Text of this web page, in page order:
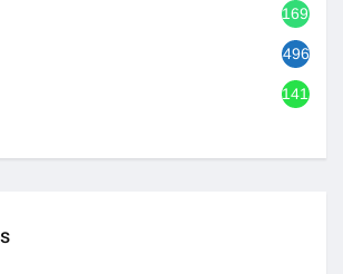
1692
496
1417